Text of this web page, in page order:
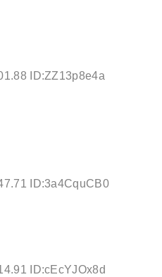
ID:ZZ13p8e4a
ID:3a4CquCB0
ID:cEcYJOx8d